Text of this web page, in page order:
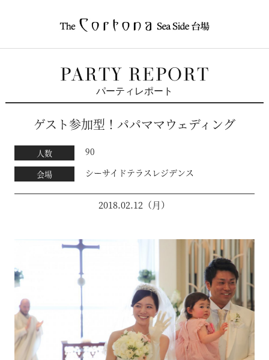
PARTY REPORT
パーティレポート
ゲスト参加型！パパママウェディング
人数 90
会場 シーサイドテラスレジデンス
2018.02.12（月）